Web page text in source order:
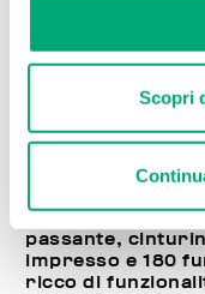
Scopri
Emblema della
passante,
impresso e 180
ricco di